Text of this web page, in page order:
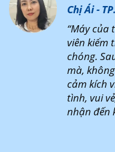
Chị Ái -
“Máy
viên kiểm
chóng.
mà,
cảm kích
tình, vui
nhận đến